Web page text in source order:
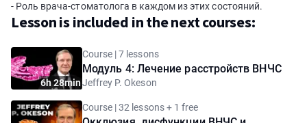
- Роль врача-стоматолога в каждом из этих состояний.
Lesson is included in the next courses:
6h 28min
Course | 7 lessons
Модуль 4: Лечение расстройств ВНЧС
Jeffrey P. Okeson
Course | 32 lessons + 1 free